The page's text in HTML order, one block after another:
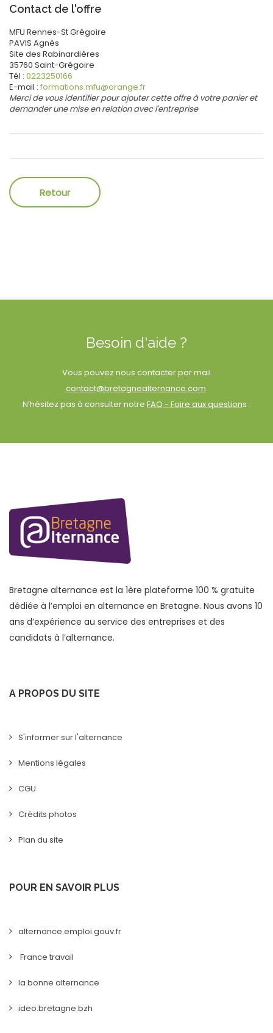
Contact de l'offre
MFU Rennes-St Grégoire
PAVIS Agnès
Site des Rabinardières
35760 Saint-Grégoire
Tél : 0223250166
E-mail : formations.mfu@orange.fr
Merci de vous identifier pour ajouter cette offre à votre panier et
demander une mise en relation avec l'entreprise
Besoin d'aide ?
Vous pouvez nous contacter par mail
contact@bretagnealternance.com.
N’hésitez pas à consulter notre FAQ - Foire aux questions .
Bretagne alternance est la 1ère plateforme 100 % gratuite
dédiée à l’emploi en alternance en Bretagne. Nous avons 10
ans d’expérience au service des entreprises et des
candidats à l’alternance.
A PROPOS DU SITE
S'informer sur l'alternance
Mentions légales
CGU
Crédits photos
Plan du site
POUR EN SAVOIR PLUS
alternance.emploi.gouv.fr
France travail
la bonne alternance
ideo.bretagne.bzh